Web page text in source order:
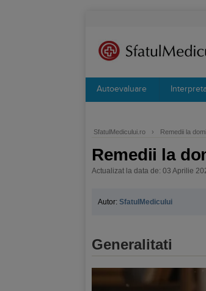
Autoevaluare
SfatulMedicului.ro › Remedii la
Remedii la
Actualizat la data de: 03 Aprilie
Autor: SfatulMedicului
Generalitati